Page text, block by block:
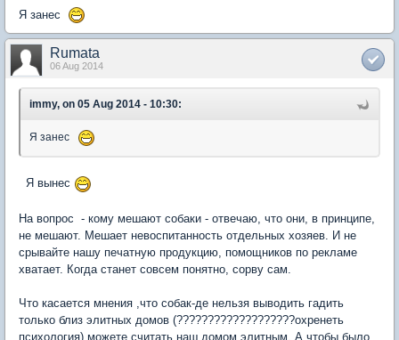
Я занес
Rumata
06 Aug 2014
immy, on 05 Aug 2014 - 10:30:
Я занес
Я вынес
На вопрос - кому мешают собаки - отвечаю, что они, в принципе,
не мешают. Мешает невоспитанность отдельных хозяев. И не
срывайте нашу печатную продукцию, помощников по рекламе
хватает. Когда станет совсем понятно, сорву сам.
Что касается мнения ,что собак-де нельзя выводить гадить
только близ элитных домов (???????????????????охренеть
психология) можете считать наш домом элитным. А чтобы было